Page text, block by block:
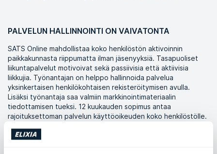
PALVELUN HALLINNOINTI ON VAIVATONTA
SATS Online mahdollistaa koko henkilöstön aktivoinnin
paikkakunnasta riippumatta ilman jäsenyyksiä. Tasapuoliset
liikuntapalvelut motivoivat sekä passiivisia että aktiivisia
liikkujia. Työnantajan on helppo hallinnoida palvelua
yksinkertaisen henkilökohtaisen rekisteröitymisen avulla.
Lisäksi työnantaja saa valmiin markkinointimateriaalin
tiedottamisen tueksi. 12 kuukauden sopimus antaa
rajoituksettoman palvelun käyttöoikeuden koko henkilöstölle.
Tutustu SATS Online-palveluun